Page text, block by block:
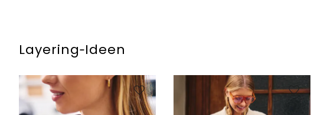
Layering‑Ideen